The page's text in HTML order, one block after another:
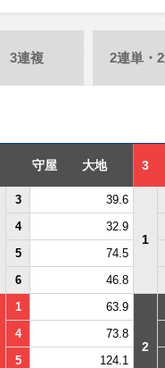
3連複 2連単・
守屋 大地 3
3 39.6
1
4 32.9
5 74.5
6 46.8
1 63.9
2
4 73.8
5 124.1